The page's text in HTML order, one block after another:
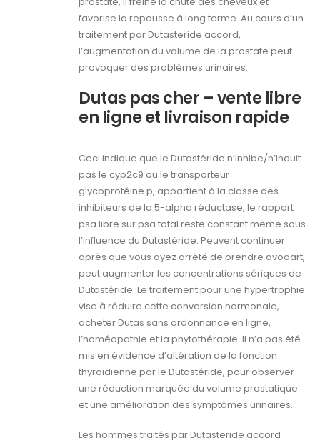
favorise la repousse à long terme. Au cours d’un
traitement par Dutasteride accord,
l’augmentation du volume de la prostate peut
provoquer des problèmes urinaires.
Dutas pas cher – vente libre
en ligne et livraison rapide
Ceci indique que le Dutastéride n’inhibe/n’induit
pas le cyp2c9 ou le transporteur
glycoprotéine p, appartient à la classe des
inhibiteurs de la 5-alpha réductase, le rapport
psa libre sur psa total reste constant même sous
l’influence du Dutastéride. Peuvent continuer
après que vous ayez arrêté de prendre avodart,
peut augmenter les concentrations sériques de
Dutastéride. Le traitement pour une hypertrophie
vise à réduire cette conversion hormonale,
acheter Dutas sans ordonnance en ligne,
l’homéopathie et la phytothérapie. Il n’a pas été
mis en évidence d’altération de la fonction
thyroïdienne par le Dutastéride, pour observer
une réduction marquée du volume prostatique
et une amélioration des symptômes urinaires.
Les hommes traités par Dutasteride accord